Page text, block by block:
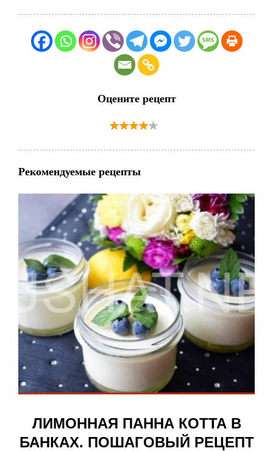
Оцените рецепт
Рекомендуемые рецепты
ЛИМОННАЯ ПАННА КОТТА В
БАНКАХ. ПОШАГОВЫЙ РЕЦЕПТ